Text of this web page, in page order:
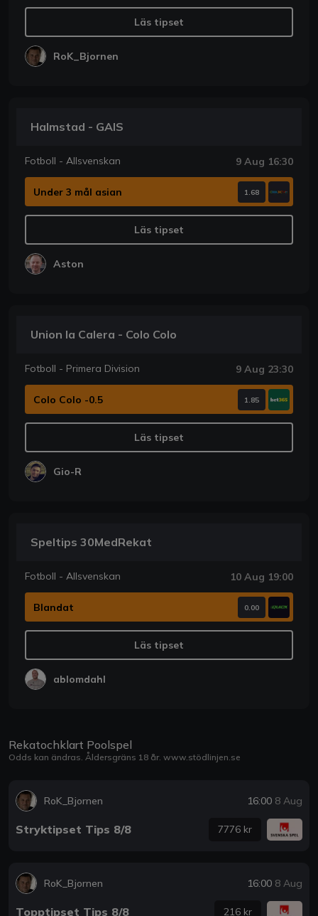
Läs tipset
RoK_Bjornen
Halmstad - GAIS
Fotboll - Allsvenskan 9 Aug 16:30
Under 3 mål asian 1.68
Läs tipset
Aston
Union la Calera - Colo Colo
Fotboll - Primera Division 9 Aug 23:30
Colo Colo -0.5 1.85
Läs tipset
Gio-R
Speltips 30MedRekat
Fotboll - Allsvenskan 10 Aug 19:00
Blandat 0.00
Läs tipset
ablomdahl
Rekatochklart Poolspel
Odds kan ändras. Åldersgräns 18 år. www.stödlinjen.se
RoK_Bjornen 16:00 8 Aug
Stryktipset Tips 8/8 7776 kr
RoK_Bjornen 16:00 8 Aug
Topptipset Tips 8/8 216 kr